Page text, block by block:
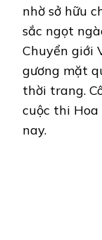
nhờ sở hữu
sắc ngọt
Chuyển giới
gương mặt
thời trang.
cuộc thi
nay.